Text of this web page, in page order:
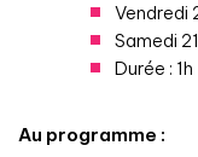
Vendredi
Samedi
Durée : 1h
Au programme :